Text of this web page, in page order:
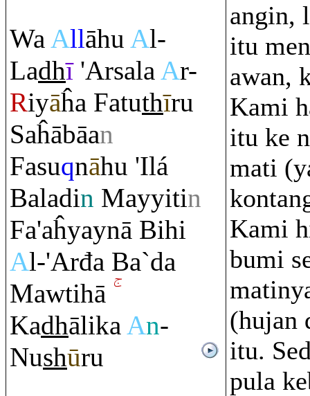
WaAllāhu Al-
Ladhī'ArsalaAr-
Riyāĥa Fatuthīru
Saĥābāan
Fasuqnāhu 'Ilá
Baladin Mayyitin
Fa'aĥyaynā Bihi
Al-'Arđa Ba`da
Mawtihā
KadhālikaAn-
Nushūru
angin,
itu
awan,
Kami
itu ke
mati
Kami
bumi
(hujan
itu.
pula